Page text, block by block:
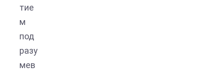
тие
м
под
разу
мев